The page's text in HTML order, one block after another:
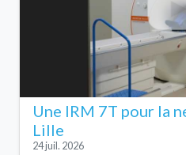
Une IRM 7T pour la
Lille
24 juil. 2026